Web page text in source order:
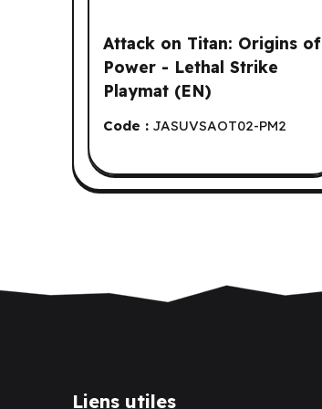
Attack on Titan: Origins of
Power - Lethal Strike
Playmat (EN)
Code : JASUVSAOT02-PM2
Liens utiles